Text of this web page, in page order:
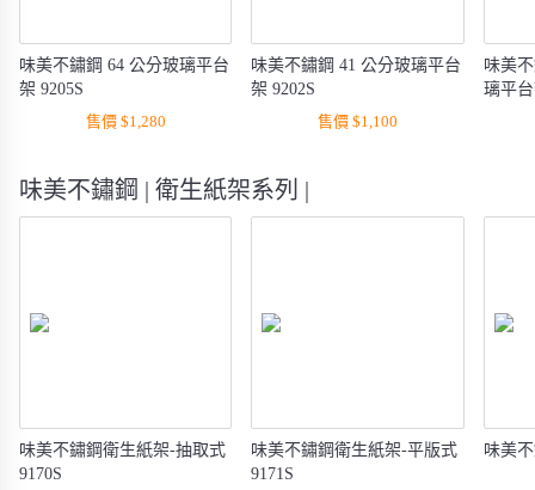
味美不鏽鋼 64 公分玻璃平台
架 9205S
售價 $1,280
味美不鏽鋼 41 公分玻璃平台
架 9202S
售價 $1,100
味美
璃平
味美不鏽鋼 | 衛生紙架系列 |
味美不鏽鋼衛生紙架-抽取式
9170S
味美不鏽鋼衛生紙架-平版式
9171S
味美